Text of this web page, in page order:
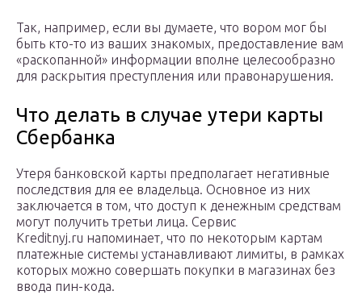
Так, например, если вы думаете, что вором мог бы
быть кто-то из ваших знакомых, предоставление вам
«раскопанной» информации вполне целесообразно
для раскрытия преступления или правонарушения.
Что делать в случае утери карты
Сбербанка
Утеря банковской карты предполагает негативные
последствия для ее владельца. Основное из них
заключается в том, что доступ к денежным средствам
могут получить третьи лица. Сервис
Kreditnyj.ru напоминает, что по некоторым картам
платежные системы устанавливают лимиты, в рамках
которых можно совершать покупки в магазинах без
ввода пин-кода.